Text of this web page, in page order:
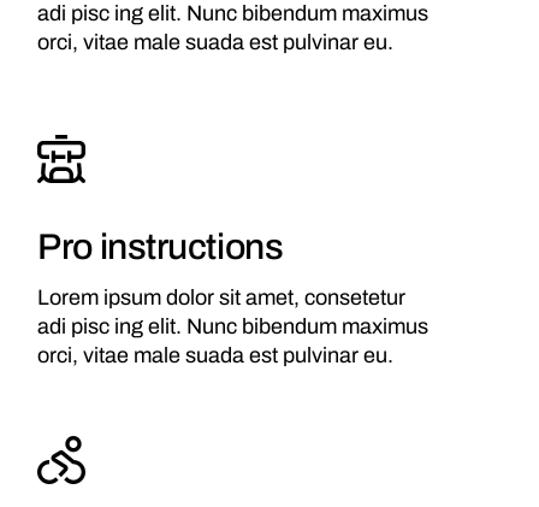
adi pisc ing elit. Nunc bibendum maximus
orci, vitae male suada est pulvinar eu.
Pro instructions
Lorem ipsum dolor sit amet, consetetur
adi pisc ing elit. Nunc bibendum maximus
orci, vitae male suada est pulvinar eu.